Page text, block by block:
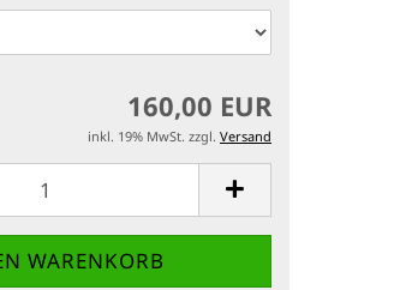
160,00 EUR
inkl. 19% MwSt. zzgl. Versand